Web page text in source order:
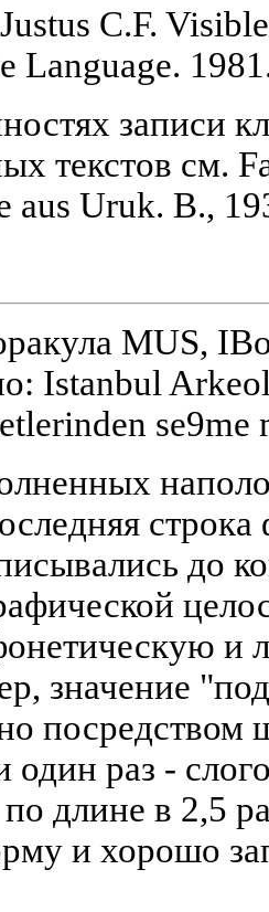
C.F.
Language.
записи
текстов см.
aus Uruk. В.,
MUS,
Istanbul
строка
до
и
значение
раз -
длине в 2,5
и хорошо